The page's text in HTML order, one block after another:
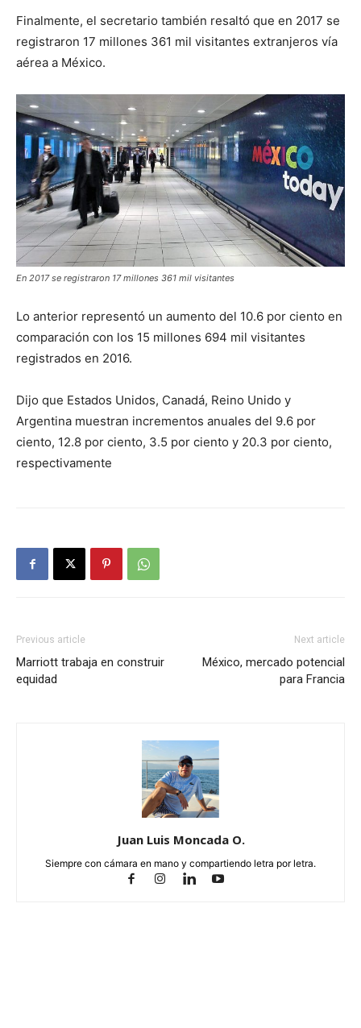
Finalmente, el secretario también resaltó que en 2017 se
registraron 17 millones 361 mil visitantes extranjeros vía
aérea a México.
En 2017 se registraron 17 millones 361 mil visitantes
Lo anterior representó un aumento del 10.6 por ciento en
comparación con los 15 millones 694 mil visitantes
registrados en 2016.
Dijo que Estados Unidos, Canadá, Reino Unido y
Argentina muestran incrementos anuales del 9.6 por
ciento, 12.8 por ciento, 3.5 por ciento y 20.3 por ciento,
respectivamente
Previous article
Marriott trabaja en construir
equidad
Next article
México, mercado potencial
para Francia
Juan Luis Moncada O.
Siempre con cámara en mano y compartiendo letra por letra.